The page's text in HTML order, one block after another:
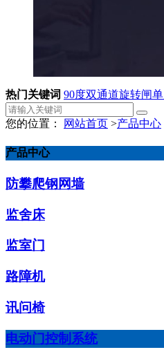
热门关键词 90度双通道旋转闸
您的位置： 网站首页 >产品中心
产品中心
防攀爬钢网墙
监舍床
监室门
路障机
讯问椅
电动门控制系统